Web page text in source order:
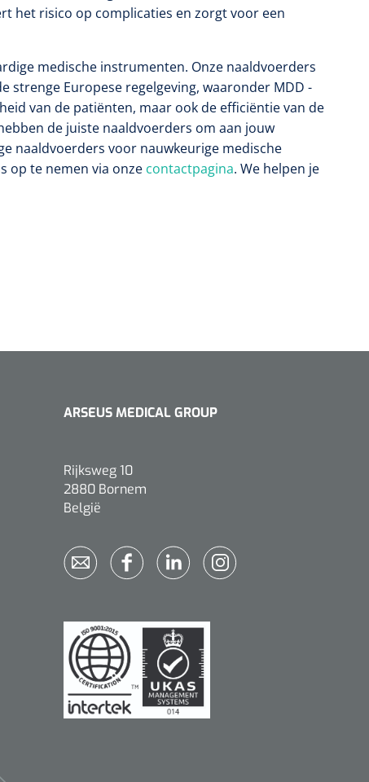
het risico op complicaties en zorgt voor een
medische instrumenten. Onze naaldvoerders
strenge Europese regelgeving, waaronder MDD -
van de patiënten, maar ook de efficiëntie van de
de juiste naaldvoerders om aan jouw
naaldvoerders voor nauwkeurige medische
op te nemen via onze contactpagina. We helpen je
ARSEUS MEDICAL GROUP
Rijksweg 10
2880 Bornem
België